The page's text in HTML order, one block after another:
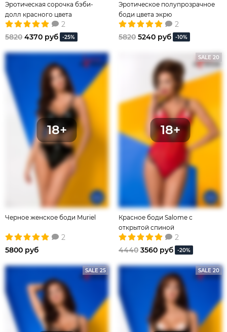
Эротическая сорочка бэби-
долл красного цвета
2
5820 4370 руб -25%
Эротическое полупрозрачное
боди цвета экрю
2
5820 5240 руб -10%
Черное женское боди Muriel
2
5800 руб
SALE 20
Красное боди Salome с
открытой спиной
2
4440 3560 руб -20%
SALE 25 SALE 20